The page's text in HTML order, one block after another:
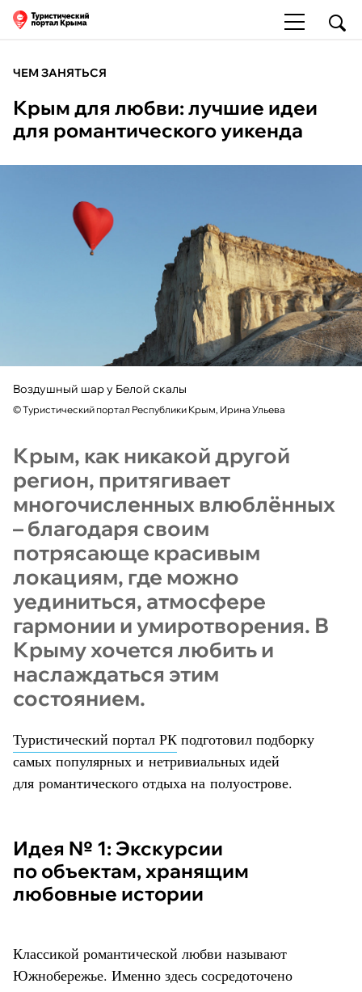
ЧЕМ ЗАНЯТЬСЯ
Крым для любви: лучшие идеи
для романтического уикенда
Воздушный шар у Белой скалы
©Туристический портал Республики Крым, Ирина Ульева
Крым, как никакой другой
регион, притягивает
многочисленных влюблённых
– благодаря своим
потрясающе красивым
локациям, где можно
уединиться, атмосфере
гармонии и умиротворения. В
Крыму хочется любить и
наслаждаться этим
состоянием.
Туристический портал РК подготовил подборку
самых популярных и нетривиальных идей
для романтического отдыха на полуострове.
Идея № 1: Экскурсии
по объектам, хранящим
любовные истории
Классикой романтической любви называют
Южнобережье. Именно здесь сосредоточено